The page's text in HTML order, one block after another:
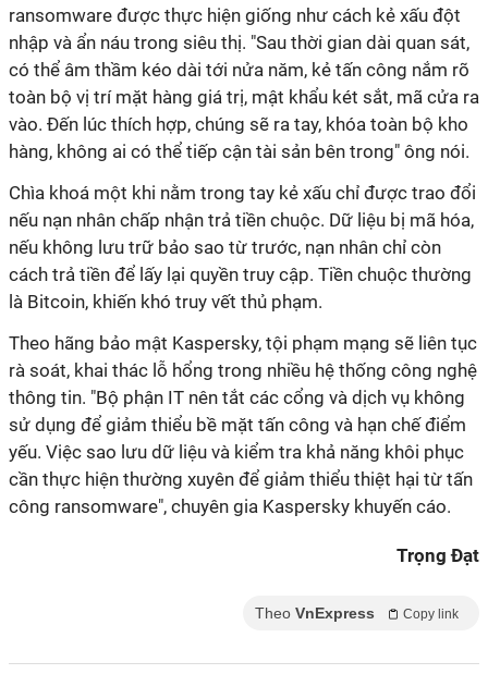
ransomware được thực hiện giống như cách kẻ xấu đột
nhập và ẩn náu trong siêu thị. "Sau thời gian dài quan sát,
có thể âm thầm kéo dài tới nửa năm, kẻ tấn công nắm rõ
toàn bộ vị trí mặt hàng giá trị, mật khẩu két sắt, mã cửa ra
vào. Đến lúc thích hợp, chúng sẽ ra tay, khóa toàn bộ kho
hàng, không ai có thể tiếp cận tài sản bên trong" ông nói.
Chìa khoá một khi nằm trong tay kẻ xấu chỉ được trao đổi
nếu nạn nhân chấp nhận trả tiền chuộc. Dữ liệu bị mã hóa,
nếu không lưu trữ bảo sao từ trước, nạn nhân chỉ còn
cách trả tiền để lấy lại quyền truy cập. Tiền chuộc thường
là Bitcoin, khiến khó truy vết thủ phạm.
Theo hãng bảo mật Kaspersky, tội phạm mạng sẽ liên tục
rà soát, khai thác lỗ hổng trong nhiều hệ thống công nghệ
thông tin. "Bộ phận IT nên tắt các cổng và dịch vụ không
sử dụng để giảm thiểu bề mặt tấn công và hạn chế điểm
yếu. Việc sao lưu dữ liệu và kiểm tra khả năng khôi phục
cần thực hiện thường xuyên để giảm thiểu thiệt hại từ tấn
công ransomware", chuyên gia Kaspersky khuyến cáo.
Trọng Đạt
Theo VnExpress Copy link